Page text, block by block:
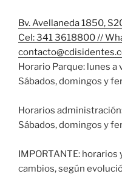
Bv. Avellaneda 1850,
Cel: 341 3618800 //
Horario Parque: lunes a
Sábados, domingos y
Horarios
Sábados, domingos y
IMPORTANTE:
cambios, según